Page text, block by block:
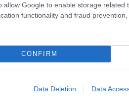
allow Google to enable storage related
functionality and fraud
CONFIRM
Data Deletion Data
news da